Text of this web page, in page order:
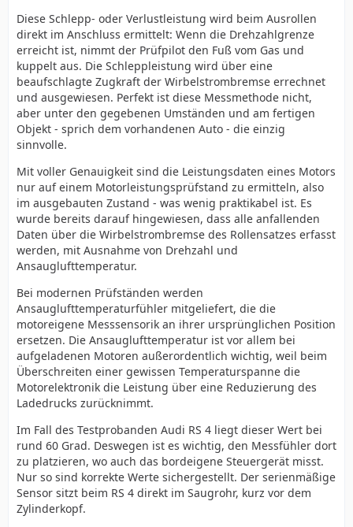
Diese Schlepp- oder Verlustleistung wird beim Ausrollen
direkt im Anschluss ermittelt: Wenn die Drehzahlgrenze
erreicht ist, nimmt der Prüfpilot den Fuß vom Gas und
kuppelt aus. Die Schleppleistung wird über eine
beaufschlagte Zugkraft der Wirbelstrombremse errechnet
und ausgewiesen. Perfekt ist diese Messmethode nicht,
aber unter den gegebenen Umständen und am fertigen
Objekt - sprich dem vorhandenen Auto - die einzig
sinnvolle.
Mit voller Genauigkeit sind die Leistungsdaten eines Motors
nur auf einem Motorleistungsprüfstand zu ermitteln, also
im ausgebauten Zustand - was wenig praktikabel ist. Es
wurde bereits darauf hingewiesen, dass alle anfallenden
Daten über die Wirbelstrombremse des Rollensatzes erfasst
werden, mit Ausnahme von Drehzahl und
Ansauglufttemperatur.
Bei modernen Prüfständen werden
Ansauglufttemperaturfühler mitgeliefert, die die
motoreigene Messsensorik an ihrer ursprünglichen Position
ersetzen. Die Ansauglufttemperatur ist vor allem bei
aufgeladenen Motoren außerordentlich wichtig, weil beim
Überschreiten einer gewissen Temperaturspanne die
Motorelektronik die Leistung über eine Reduzierung des
Ladedrucks zurücknimmt.
Im Fall des Testprobanden Audi RS 4 liegt dieser Wert bei
rund 60 Grad. Deswegen ist es wichtig, den Messfühler dort
zu platzieren, wo auch das bordeigene Steuergerät misst.
Nur so sind korrekte Werte sichergestellt. Der serienmäßige
Sensor sitzt beim RS 4 direkt im Saugrohr, kurz vor dem
Zylinderkopf.